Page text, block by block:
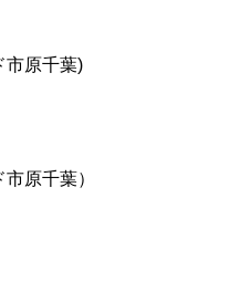
市原千葉)
原千葉）